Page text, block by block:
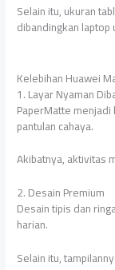
Selain itu, ukuran
dibandingkan
Kelebihan Huawei
1. Layar Nyaman
PaperMatte
pantulan cahaya.
Akibatnya, aktivitas
2. Desain Premium
Desain tipis dan
harian.
Selain itu,